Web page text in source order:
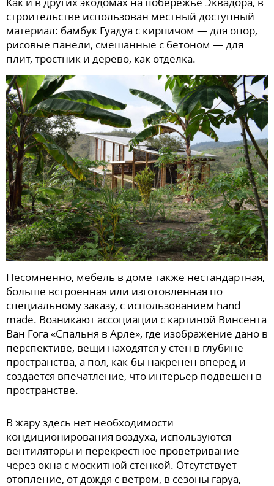
строительстве использован местный доступный
материал: бамбук Гуадуа с кирпичом — для опор,
рисовые панели, смешанные с бетоном — для
плит, тростник и дерево, как отделка.
Несомненно, мебель в доме также нестандартная,
больше встроенная или изготовленная по
специальному заказу, с использованием hand
made. Возникают ассоциации с картиной Винсента
Ван Гога «Спальня в Арле», где изображение дано в
перспективе, вещи находятся у стен в глубине
пространства, а пол, как-бы накренен вперед и
создается впечатление, что интерьер подвешен в
пространстве.
В жару здесь нет необходимости
кондиционирования воздуха, используются
вентиляторы и перекрестное проветривание
через окна с москитной стенкой. Отсутствует
отопление, от дождя с ветром, в сезоны гаруа,